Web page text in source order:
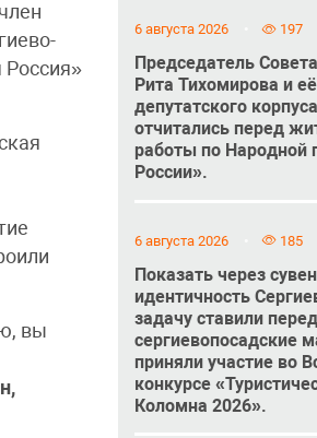
Россия»
вы
6 августа 2026 197
Председатель
Рита Тихомирова и
депутатского
отчитались перед
работы по Народной
России».
6 августа 2026 185
Показать через
идентичность
задачу ставили
сергиевопосадские
приняли участие во
конкурсе
Коломна 2026».